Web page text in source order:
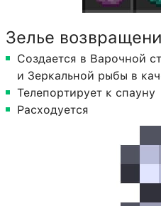
Зелье
Создается в Варочной
и Зеркальной рыбы в
Телепортирует к спауну
Расходуется